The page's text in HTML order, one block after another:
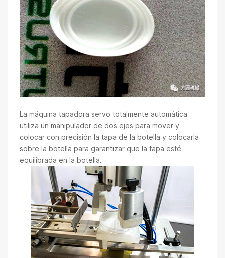
La máquina tapadora servo totalmente automática
utiliza un manipulador de dos ejes para mover y
colocar con precisión la tapa de la botella y colocarla
sobre la botella para garantizar que la tapa esté
equilibrada en la botella.